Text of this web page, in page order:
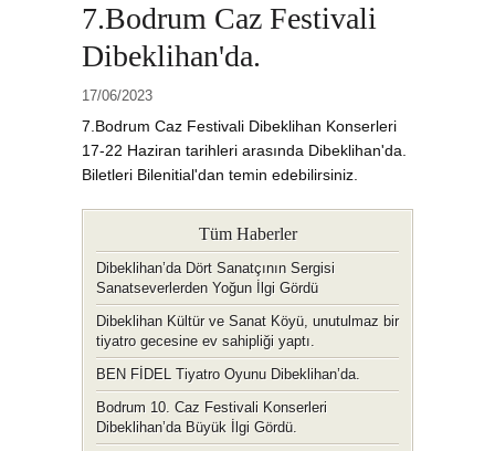
7.Bodrum Caz Festivali
Dibeklihan'da.
17/06/2023
7.Bodrum Caz Festivali Dibeklihan Konserleri
17-22 Haziran tarihleri arasında Dibeklihan'da.
Biletleri Bilenitial'dan temin edebilirsiniz.
Tüm Haberler
Dibeklihan’da Dört Sanatçının Sergisi
Sanatseverlerden Yoğun İlgi Gördü
Dibeklihan Kültür ve Sanat Köyü, unutulmaz bir
tiyatro gecesine ev sahipliği yaptı.
BEN FİDEL Tiyatro Oyunu Dibeklihan’da.
Bodrum 10. Caz Festivali Konserleri
Dibeklihan’da Büyük İlgi Gördü.